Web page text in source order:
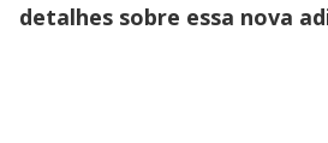
detalhes sobre essa nova